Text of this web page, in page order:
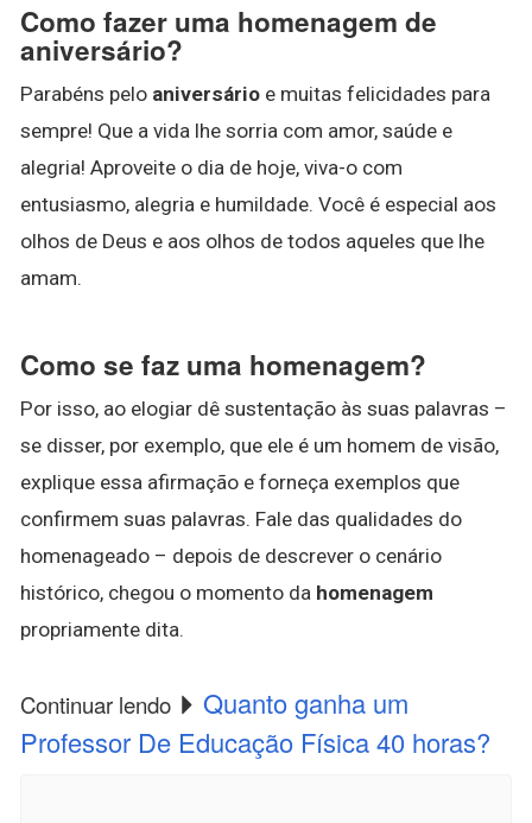
Como fazer uma homenagem de
aniversário?
Parabéns pelo aniversário e muitas felicidades para
sempre! Que a vida lhe sorria com amor, saúde e
alegria! Aproveite o dia de hoje, viva-o com
entusiasmo, alegria e humildade. Você é especial aos
olhos de Deus e aos olhos de todos aqueles que lhe
amam.
Como se faz uma homenagem?
Por isso, ao elogiar dê sustentação às suas palavras –
se disser, por exemplo, que ele é um homem de visão,
explique essa afirmação e forneça exemplos que
confirmem suas palavras. Fale das qualidades do
homenageado – depois de descrever o cenário
histórico, chegou o momento da homenagem
propriamente dita.
Continuar lendo
Quanto ganha um
Professor De Educação Física 40 horas?